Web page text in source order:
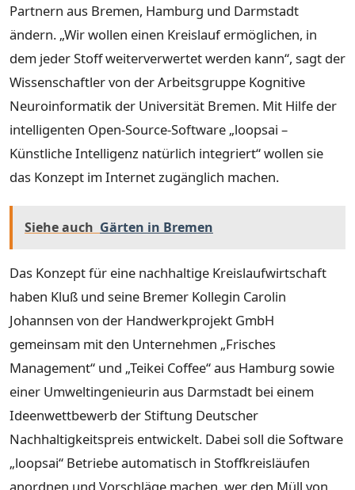
Partnern aus Bremen, Hamburg und Darmstadt
ändern. „Wir wollen einen Kreislauf ermöglichen, in
dem jeder Stoff weiterverwertet werden kann“, sagt der
Wissenschaftler von der Arbeitsgruppe Kognitive
Neuroinformatik der Universität Bremen. Mit Hilfe der
intelligenten Open-Source-Software „loopsai –
Künstliche Intelligenz natürlich integriert“ wollen sie
das Konzept im Internet zugänglich machen.
Siehe auch Gärten in Bremen
Das Konzept für eine nachhaltige Kreislaufwirtschaft
haben Kluß und seine Bremer Kollegin Carolin
Johannsen von der Handwerkprojekt GmbH
gemeinsam mit den Unternehmen „Frisches
Management“ und „Teikei Coffee“ aus Hamburg sowie
einer Umweltingenieurin aus Darmstadt bei einem
Ideenwettbewerb der Stiftung Deutscher
Nachhaltigkeitspreis entwickelt. Dabei soll die Software
„loopsai“ Betriebe automatisch in Stoffkreisläufen